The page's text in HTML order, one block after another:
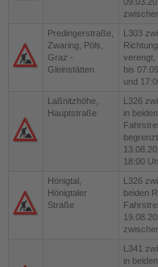
Predingerstraße,
Zwaring, Pöls,
Graz -
Gleinstätten
L303
verengt,
bis
und
Laßnitzhöhe,
Hauptstraße
L326
in
18:00
Hönigtal,
Hönigtaler
Straße
L326
beiden
L341
in